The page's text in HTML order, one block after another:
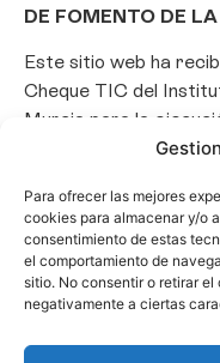
Para ofrecer las mejores
cookies para almacenar y/o
consentimiento de estas
el comportamiento de
sitio. No consentir o retirar
negativamente a ciertas
DE FOMENTO DE
Este sitio web ha
Cheque TIC del
Murcia para la
implantación de un
promover la
de consultas y la
en el ámbito